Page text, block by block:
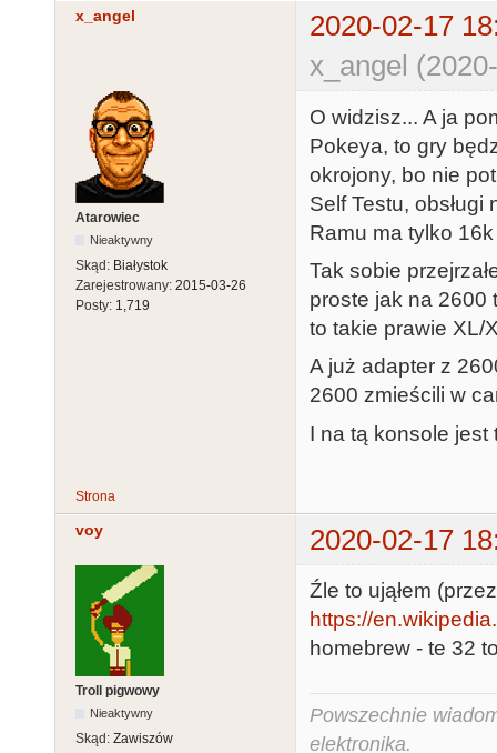
x_angel
2020-02-17
x_angel
Atarowiec
Nieaktywny
Skąd: Białystok
Zarejestrowany: 2015-03-26
Posty: 1,719
O widzisz... A ja
Pokeya, to gry
okrojony, bo nie
Self Testu,
Ramu ma tylko
Tak sobie
proste jak na 2600
to takie prawie XL/
A już adapter z
2600 zmieścili w
I na tą konsole
Strona
voy 2020-02-17
Troll pigwowy
Nieaktywny
Skąd: Zawiszów
Źle to ująłem
https://
homebrew - te 32
Powszechnie
elektronika.